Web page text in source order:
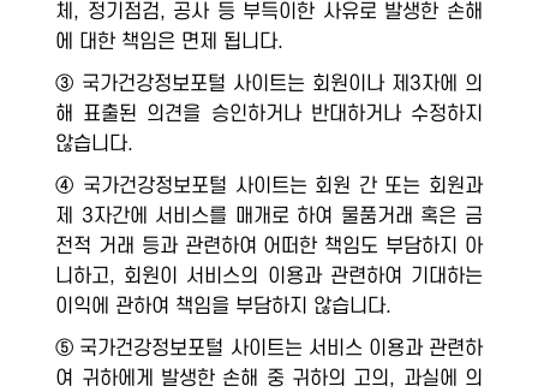
체, 정기점검, 공사 등 부득이한 사유로 발생한 손해
에 대한 책임은 면제 됩니다.
③ 국가건강정보포털 사이트는 회원이나 제3자에 의
해 표출된 의견을 승인하거나 반대하거나 수정하지
않습니다.
④ 국가건강정보포털 사이트는 회원 간 또는 회원과
제 3자간에 서비스를 매개로 하여 물품거래 혹은 금
전적 거래 등과 관련하여 어떠한 책임도 부담하지 아
니하고, 회원이 서비스의 이용과 관련하여 기대하는
이익에 관하여 책임을 부담하지 않습니다.
⑤ 국가건강정보포털 사이트는 서비스 이용과 관련하
여 귀하에게 발생한 손해 중 귀하의 고의, 과실에 의